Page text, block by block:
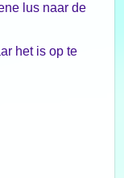
lus naar de
het is op te